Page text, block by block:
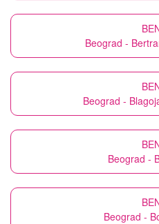
Beograd -
Beograd -
Beograd -
Beograd -